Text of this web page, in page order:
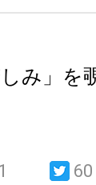
しみ」を
60